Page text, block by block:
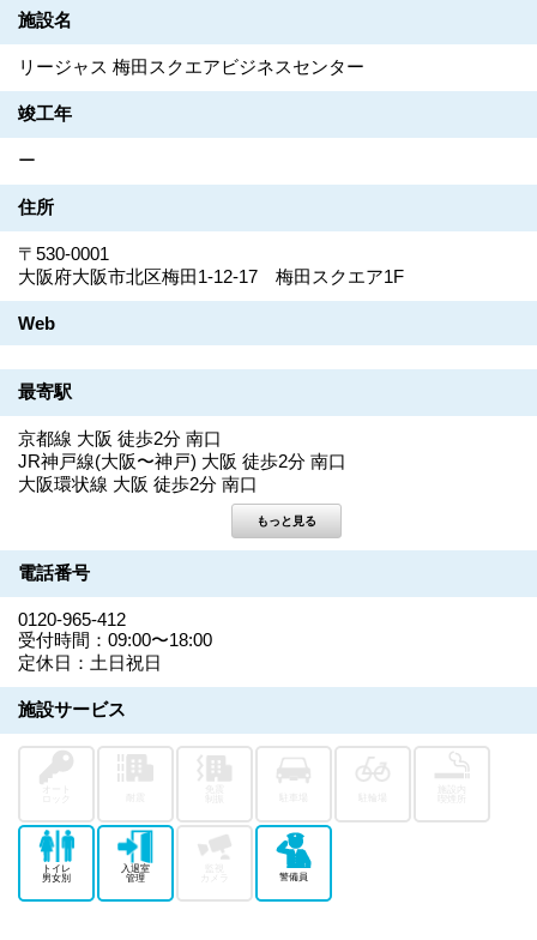
施設名
リージャス 梅田スクエアビジネスセンター
竣工年
ー
住所
〒530-0001
大阪府大阪市北区梅田1-12-17 梅田スクエア1F
Web
最寄駅
京都線 大阪 徒歩2分 南口
JR神戸線(大阪〜神戸) 大阪 徒歩2分 南口
大阪環状線 大阪 徒歩2分 南口
電話番号
0120-965-412
受付時間：09:00〜18:00
定休日：土日祝日
施設サービス
トイレ
男女別
入退室
管理
カメラ
警備員